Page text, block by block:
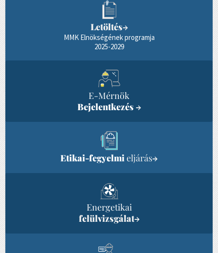
Letöltés→
MMK Elnökségének programja
2025-2029
E-Mérnök
Bejelentkezés →
Etikai-fegyelmi eljárás→
Energetikai
felülvizsgálat→